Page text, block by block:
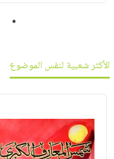
1
الأكثر شعبية لنفس الموضوع